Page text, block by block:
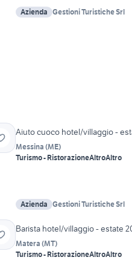
Azienda Gestioni Turistiche Srl
Aiuto cuoco hotel/villaggio -
Messina (ME)
Turismo - RistorazioneAltroAltro
Azienda Gestioni Turistiche Srl
Barista hotel/villaggio - estate
Matera (MT)
Turismo - RistorazioneAltroAltro